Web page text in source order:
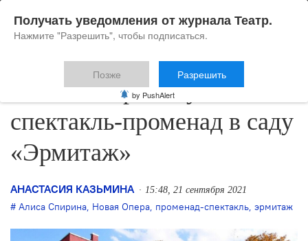
Новая Опера запускает
спектакль-променад в саду
«Эрмитаж»
АНАСТАСИЯ КАЗЬМИНА 15:48, 21 сентября 2021
Алиса Спирина, Новая Опера, променад-спектакль, эрмитаж
Получать уведомления от журнала Театр.
Нажмите "Разрешить", чтобы подписаться.
Позже Разрешить
by PushAlert